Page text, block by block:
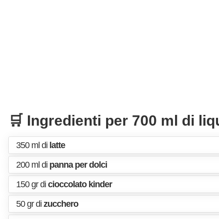
🛒 Ingredienti per 700 ml di
350 ml di latte
200 ml di panna per dolci
150 gr di cioccolato kinder
50 gr di zucchero